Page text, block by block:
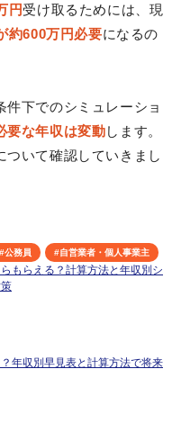
円受け取るためには、現
約600万円必要になるの
下でのシミュレーショ
要な年収は変動します。
ついて確認していきまし
#公務員 #自営業者・個人事業主
もらえる？計算方法と年収別シ
年収別早見表と計算方法で将来